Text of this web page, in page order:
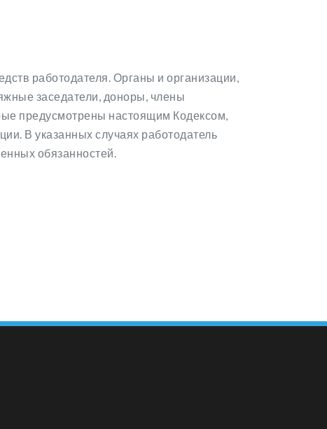
работодателя. Органы и организации,
заседатели, доноры, члены
предусмотрены настоящим Кодексом,
В указанных случаях работодатель
обязанностей.